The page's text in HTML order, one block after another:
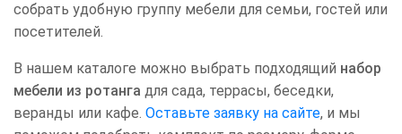
собрать удобную группу мебели для семьи, гостей или
посетителей.
В нашем каталоге можно выбрать подходящий набор
мебели из ротанга для сада, террасы, беседки,
веранды или кафе. Оставьте заявку на сайте, и мы